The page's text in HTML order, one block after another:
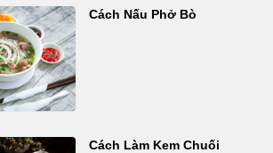
Cách Nấu Phở Bò
Cách Làm Kem Chuối